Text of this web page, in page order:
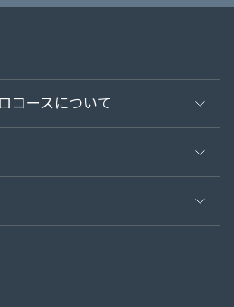
コースについて
ースの様子）
ィバランス診断）
コース
ース）・配色・骨格12分類と